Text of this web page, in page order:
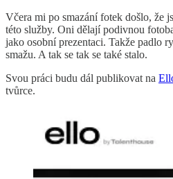
Včera mi po smazání fotek došlo, že
této služby. Oni dělají podivnou
jako osobní prezentaci. Takže padlo
smažu. A tak se tak se také stalo.
Svou práci budu dál publikovat na
tvůrce.